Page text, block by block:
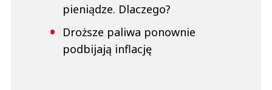
pieniądze. Dlaczego?
Droższe paliwa ponownie
podbijają inflację